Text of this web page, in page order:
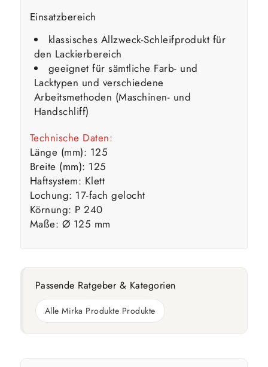
Einsatzbereich
klassisches Allzweck-Schleifprodukt für
den Lackierbereich
geeignet für sämtliche Farb- und
Lacktypen und verschiedene
Arbeitsmethoden (Maschinen- und
Handschliff)
Technische Daten:
Länge (mm): 125
Breite (mm): 125
Haftsystem: Klett
Lochung: 17-fach gelocht
Körnung: P 240
Maße: Ø 125 mm
Passende Ratgeber & Kategorien
Alle Mirka Produkte Produkte